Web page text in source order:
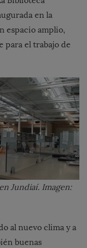
en la
espacio amplio,
para el trabajo de
Jundiaí. Imagen:
al nuevo clima y a
buenas